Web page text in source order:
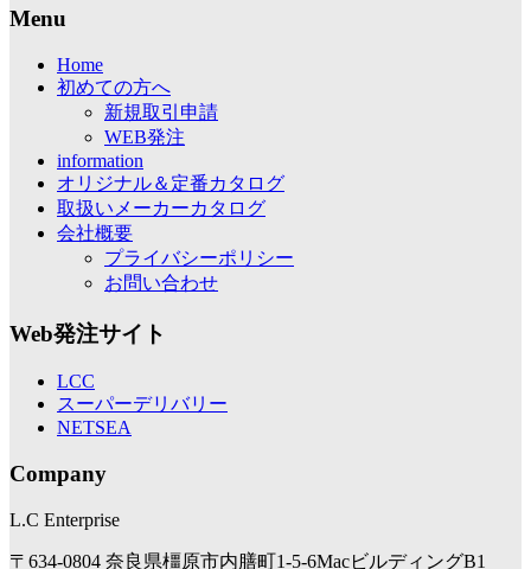
Menu
Home
初めての方へ
新規取引申請
WEB発注
information
オリジナル＆定番カタログ
取扱いメーカーカタログ
会社概要
プライバシーポリシー
お問い合わせ
Web発注サイト
LCC
スーパーデリバリー
NETSEA
Company
L.C Enterprise
〒634-0804 奈良県橿原市内膳町1-5-6MacビルディングB1